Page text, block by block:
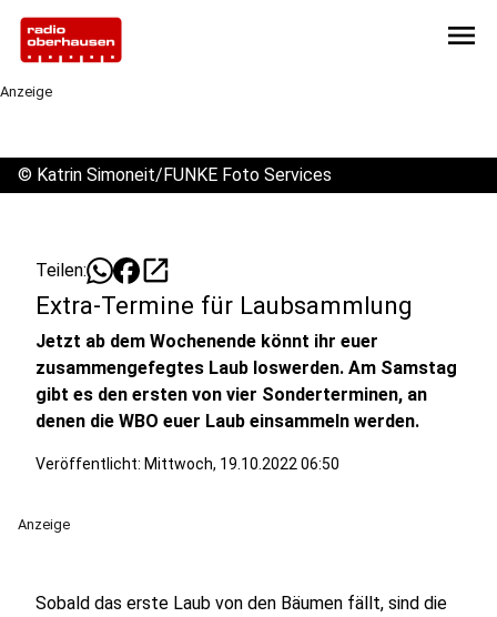
menu
Anzeige
© Katrin Simoneit/FUNKE Foto Services
Teilen: open_in_new
Extra-Termine für Laubsammlung
Jetzt ab dem Wochenende könnt ihr euer
zusammengefegtes Laub loswerden. Am Samstag
gibt es den ersten von vier Sonderterminen, an
denen die WBO euer Laub einsammeln werden.
Veröffentlicht: Mittwoch, 19.10.2022 06:50
Anzeige
Sobald das erste Laub von den Bäumen fällt, sind die